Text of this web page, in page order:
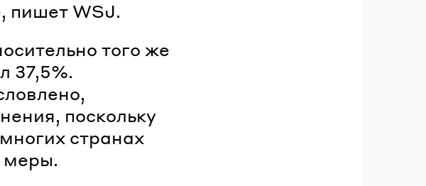
пишет WSJ.
того же
37,5%.
поскольку
странах
меры.